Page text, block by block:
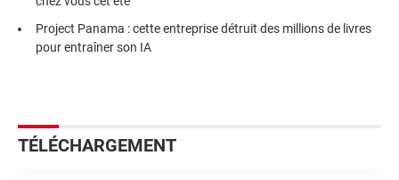
Project Panama : cette entreprise détruit des millions de livres
pour entraîner son IA
TÉLÉCHARGEMENT